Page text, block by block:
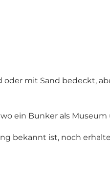
mit Sand bedeckt,
ein Bunker als
bekannt ist, noch